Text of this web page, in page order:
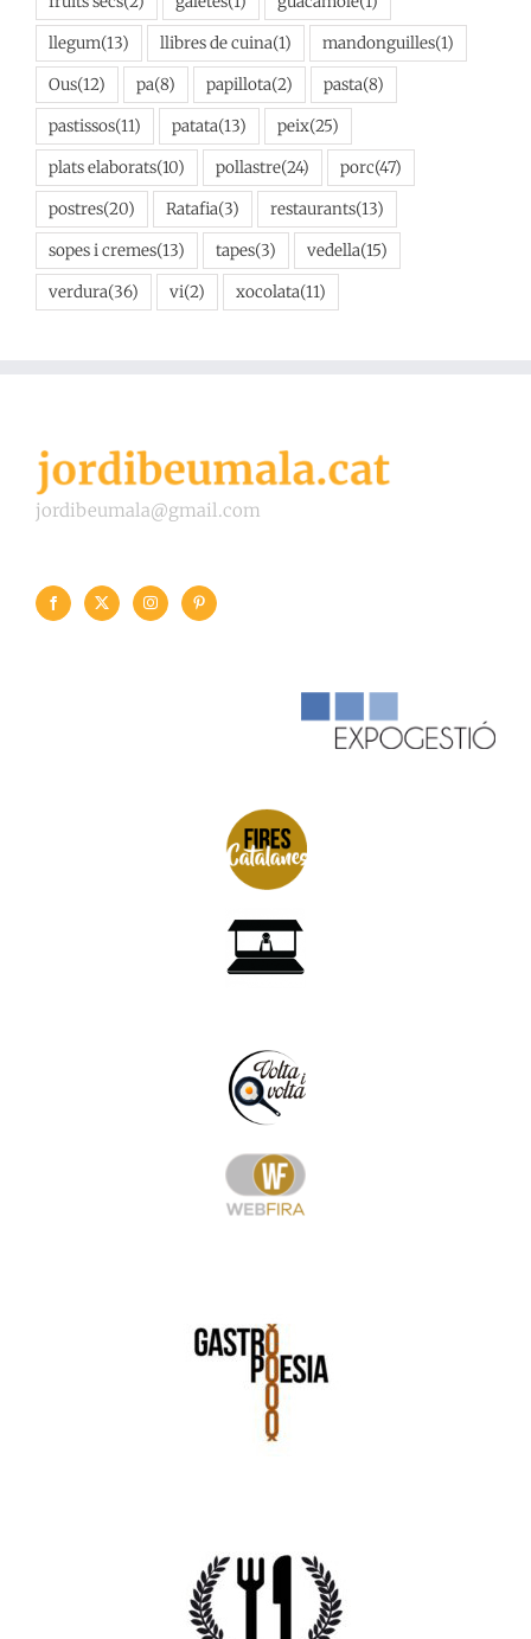
llegum(13) llibres de cuina(1) mandonguilles(1)
Ous(12) pa(8) papillota(2) pasta(8)
pastissos(11) patata(13) peix(25)
plats elaborats(10) pollastre(24) porc(47)
postres(20) Ratafia(3) restaurants(13)
sopes i cremes(13) tapes(3) vedella(15)
verdura(36) vi(2) xocolata(11)
jordibeumala@gmail.com